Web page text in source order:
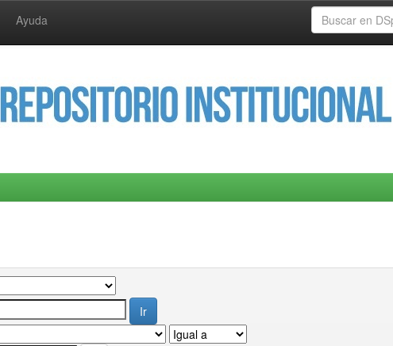
Ayuda